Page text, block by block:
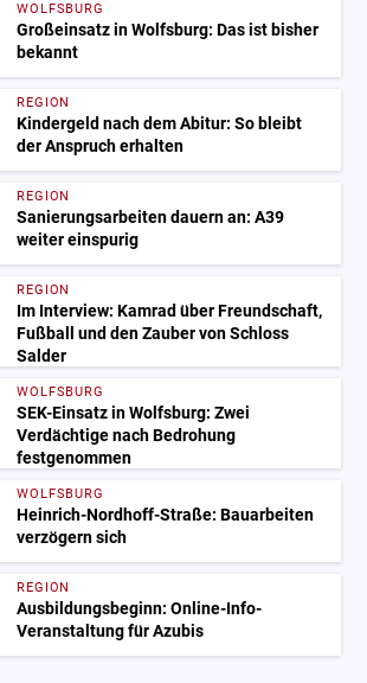
WOLFSBURG
Großeinsatz in Wolfsburg: Das ist bisher
bekannt
REGION
Kindergeld nach dem Abitur: So bleibt
der Anspruch erhalten
REGION
Sanierungsarbeiten dauern an: A39
weiter einspurig
REGION
Im Interview: Kamrad über Freundschaft,
Fußball und den Zauber von Schloss
Salder
WOLFSBURG
SEK-Einsatz in Wolfsburg: Zwei
Verdächtige nach Bedrohung
festgenommen
WOLFSBURG
Heinrich-Nordhoff-Straße: Bauarbeiten
verzögern sich
REGION
Ausbildungsbeginn: Online-Info-
Veranstaltung für Azubis